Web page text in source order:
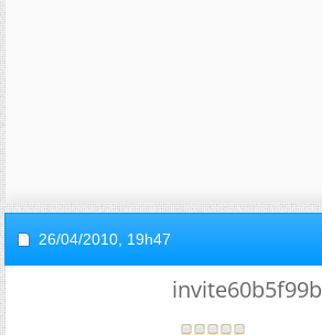
26/04/2010, 19h47
invite60b5f99b